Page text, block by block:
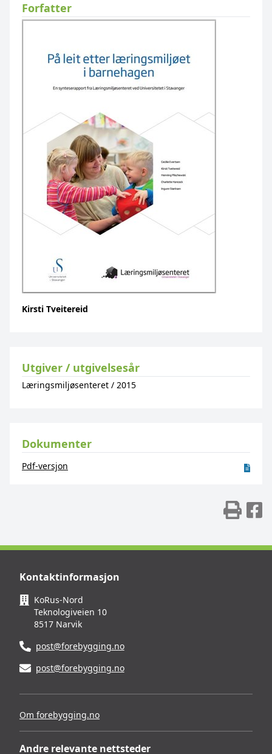
Forfatter
Kirsti Tveitereid
Utgiver / utgivelsesår
Læringsmiljøsenteret / 2015
Dokumenter
Pdf-versjon
Kontaktinformasjon
KoRus-Nord
Teknologiveien 10
8517 Narvik
post@forebygging.no
post@forebygging.no
Om forebygging.no
Andre relevante nettsteder